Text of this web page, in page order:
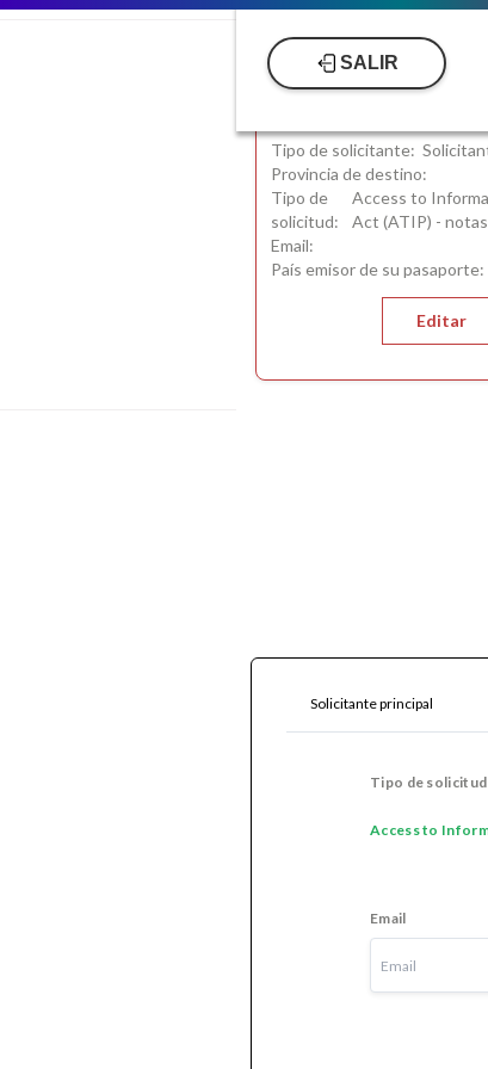
Nombre:
Tipo de solicitante:
Provincia de destino:
Tipo de
solicitud:
Access to
Act (ATIP) -
Email:
País emisor de su pasaporte:
Editar
SALIR
Solicitante principal
Tipo de solicitud
Access to
Email